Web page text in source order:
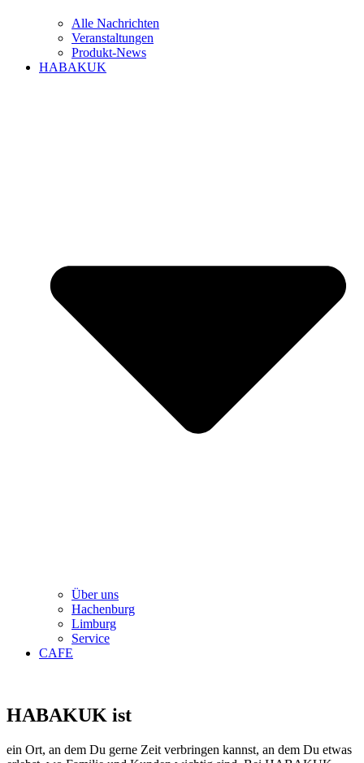
Alle Nachrichten
Veranstaltungen
Produkt-News
HABAKUK
Über uns
Hachenburg
Limburg
Service
CAFE
HABAKUK ist
ein Ort, an dem Du gerne Zeit verbringen kannst, an dem Du etwas